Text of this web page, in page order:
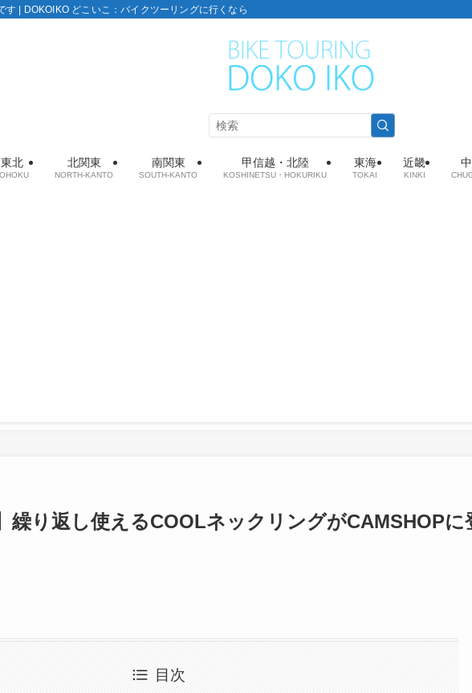
| DOKOIKO どこいこ：バイクツーリングに行くなら
東北 北関東
NORTH-KANTO
南関東
SOUTH-KANTO
甲信越・北陸
KOSHINETSU・HOKURIKU
東海
TOKAI
近畿
KINKI
繰り返し使えるCOOLネックリングがCAMSHOPに
目次